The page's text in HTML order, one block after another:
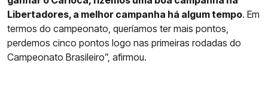
Libertadores, a melhor campanha há algum tempo. Em
termos do campeonato, queríamos ter mais pontos,
perdemos cinco pontos logo nas primeiras rodadas do
Campeonato Brasileiro”, afirmou.